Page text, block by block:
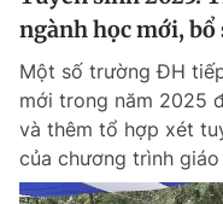
ngành học mới,
Một số trường ĐH
mới trong năm 2025
và thêm tổ hợp xét
của chương trình